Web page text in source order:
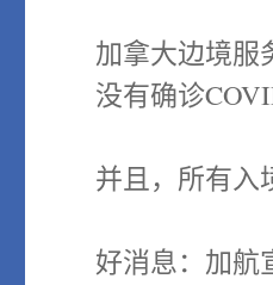
加拿大边境服
没有确诊
并且，所有入
好消息：加航